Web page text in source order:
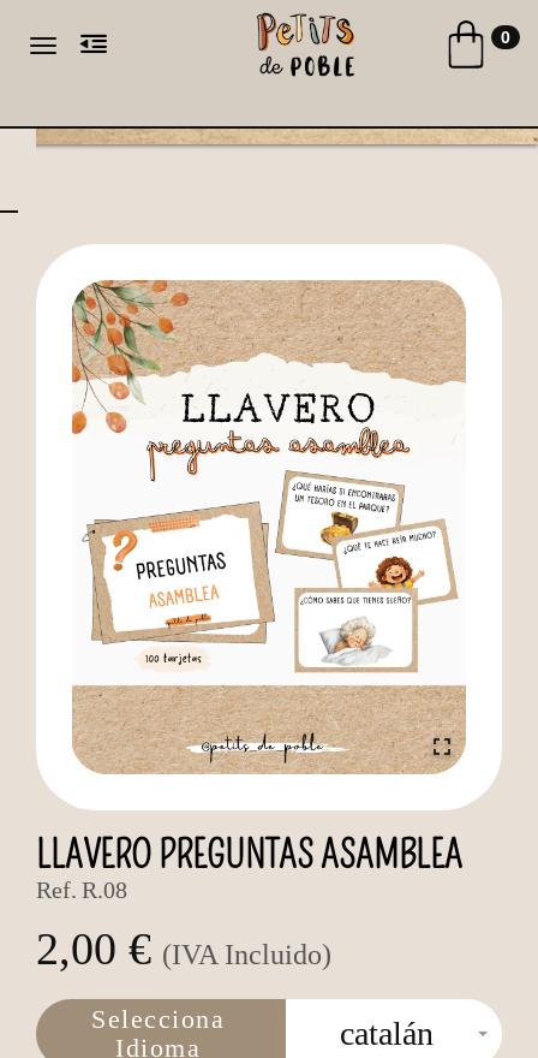
Toggle navigation
Toggle 0
LLAVERO PREGUNTAS ASAMBLEA
Ref. R.08
2,00 € (IVA Incluido)
Selecciona
Idioma
catalán